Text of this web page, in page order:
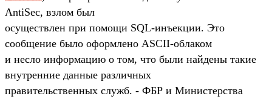
AntiSec, взлом был
осуществлен при помощи SQL-инъекции. Это
сообщение было оформлено ASCII-облаком
и несло информацию о том, что были найдены такие
внутренние данные различных
правительственных служб. - ФБР и Министерства